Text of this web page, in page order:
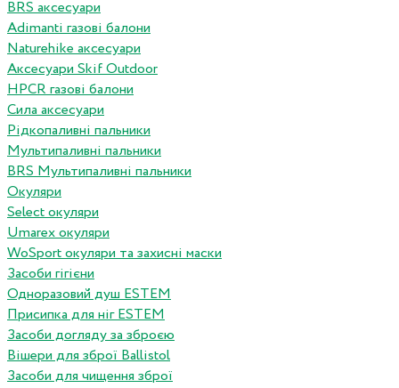
BRS аксесуари
Adimanti газові балони
Naturehike аксесуари
Аксесуари Skif Outdoor
HPCR газові балони
Сила аксесуари
Рідкопаливні пальники
Мультипаливні пальники
BRS Мультипаливні пальники
Окуляри
Select окуляри
Umarex окуляри
WoSport окуляри та захисні маски
Засоби гігієни
Одноразовий душ ESTEM
Присипка для ніг ESTEM
Засоби догляду за зброєю
Вішери для зброї Ballistol
Засоби для чищення зброї